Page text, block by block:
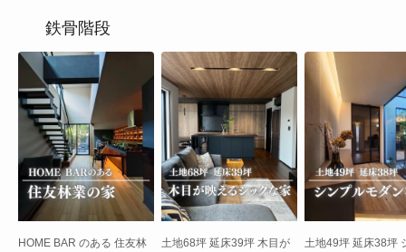
鉄骨階段
HOME BAR のある 住友林
土地68坪 延床39坪 木目が
土地49坪 延床38坪